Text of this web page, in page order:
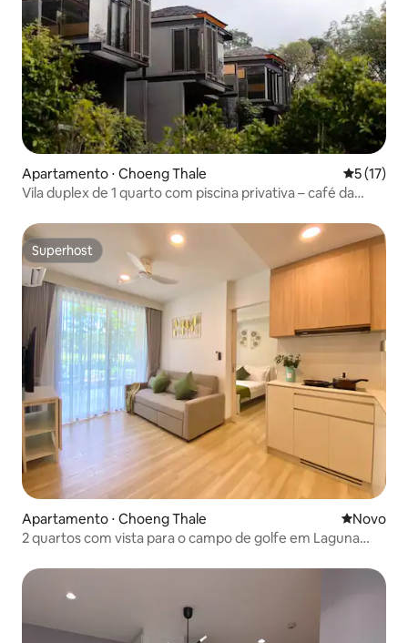
Apartamento ⋅ Choeng Thale 5 de uma
5 (17)
Vila duplex de 1 quarto com piscina privativa – café da
Superhost
Superhost
Apartamento ⋅ Choeng Thale Novo
Novo
2 quartos com vista para o campo de golfe em Laguna